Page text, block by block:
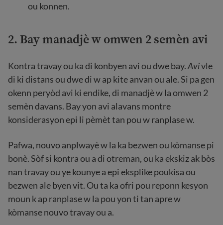
ou konnen.
2. Bay manadjè w omwen 2 semèn avi
Kontra travay ou ka di konbyen avi ou dwe bay.Avivle
di ki distans ou dwe di w ap kite anvan ou ale. Si pa gen
okenn peryòd avi ki endike, di manadjè w la omwen 2
semèn davans. Bay yon avi alavans montre
konsiderasyon epi li pèmèt tan pou w ranplase w.
Pafwa, nouvo anplwayè w la ka bezwen ou kòmanse pi
bonè. Sòf si kontra ou a di otreman, ou ka ekskiz ak bòs
nan travay ou ye kounye a epi eksplike poukisa ou
bezwen ale byen vit. Ou ta ka ofri pou reponn kesyon
moun k ap ranplase w la pou yon ti tan apre w
kòmanse nouvo travay ou a.